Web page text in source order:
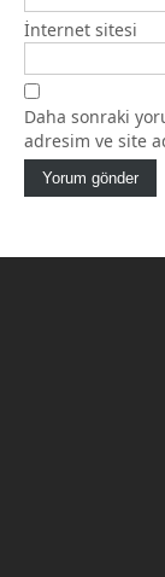
İnternet sitesi
Daha sonraki
adresim ve site